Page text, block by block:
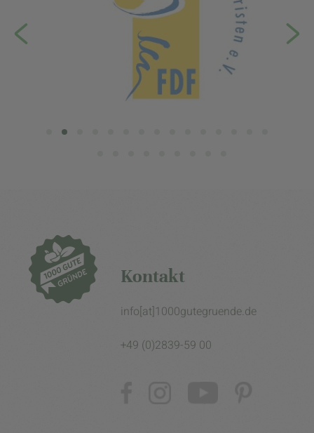
Kontakt
info[at]1000gutegruende.de
+49 (0)2839-59 00